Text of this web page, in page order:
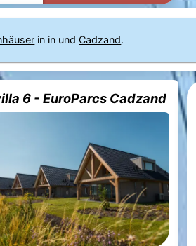
in in undCadzand.
6 - EuroParcs Cadzand